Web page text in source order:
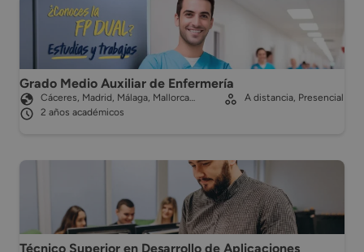
Grado Medio Auxiliar de Enfermería
Cáceres, Madrid, Málaga, Mallorca…
2 años académicos
A distancia, Presencial
Técnico Superior en Desarrollo de Aplicaciones